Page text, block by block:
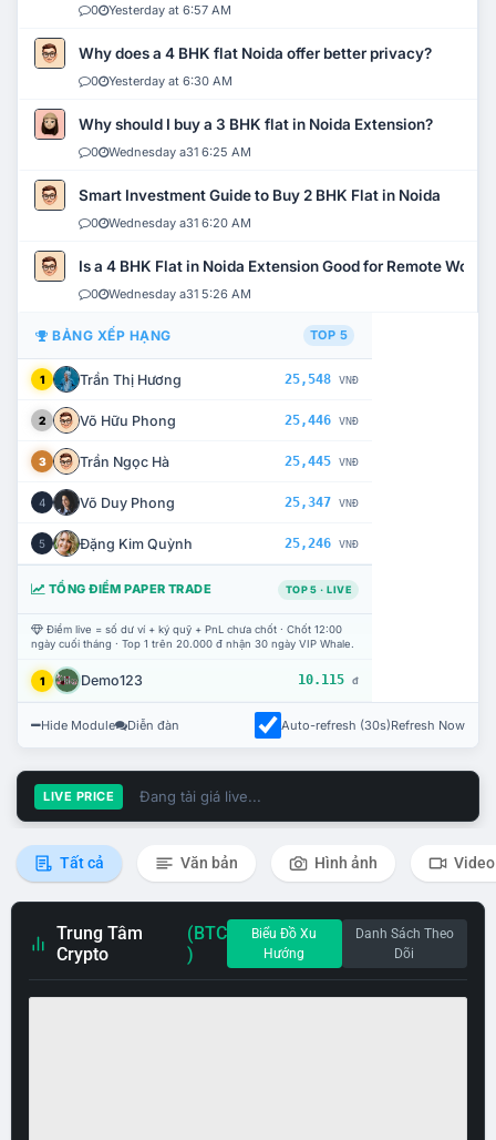
0 Yesterday at 6:57 AM
Why does a 4 BHK flat Noida offer better privacy?
0 Yesterday at 6:30 AM
Why should I buy a 3 BHK flat in Noida Extension?
0 Wednesday a31 6:25 AM
Smart Investment Guide to Buy 2 BHK Flat in Noida
0 Wednesday a31 6:20 AM
Is a 4 BHK Flat in Noida Extension Good for Remote Work?
0 Wednesday a31 5:26 AM
BẢNG XẾP HẠNG TOP 5
1 Trần Thị Hương 25,548 VNĐ
2 Võ Hữu Phong 25,446 VNĐ
3 Trần Ngọc Hà 25,445 VNĐ
4 Võ Duy Phong 25,347 VNĐ
5 Đặng Kim Quỳnh 25,246 VNĐ
TỔNG ĐIỂM PAPER TRADE TOP 5 · LIVE
Điểm live = số dư ví + ký quỹ + PnL chưa chốt · Chốt 12:00
ngày cuối tháng · Top 1 trên 20.000 đ nhận 30 ngày VIP Whale.
1 Demo123 10.115 đ
Hide Module Diễn đàn Auto-refresh (30s)Refresh Now
LIVE PRICE Đang tải giá live...
Tất cả Văn bản Hình ảnh Video
Trung Tâm
Crypto
(BTC
)
Biểu Đồ Xu
Hướng
Danh Sách Theo
Dõi